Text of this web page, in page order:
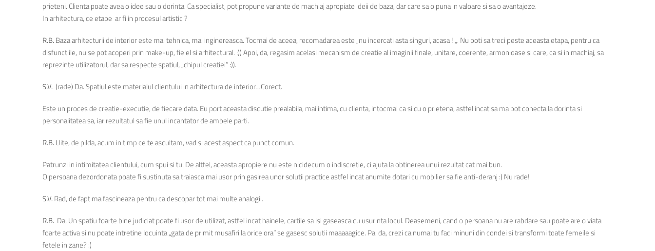
prieteni. Clienta poate avea o idee sau o dorinta. Ca specialist, pot propune variante de machiaj apropiate ideii de baza, dar care sa o puna in valoare si sa o avantajeze.
In arhitectura, ce etape ar fi in procesul artistic ?
R.B.Baza arhitecturii de interior este mai tehnica, mai inginereasca. Tocmai de aceea, recomadarea este „nu incercati asta singuri, acasa ! „. Nu poti sa treci peste aceasta etapa, pentru ca
disfunctiile, nu se pot acoperi prin make-up, fie el si arhitectural. :)) Apoi, da, regasim acelasi mecanism de creatie al imaginii finale, unitare, coerente, armonioase si care, ca si in machiaj, sa
reprezinte utilizatorul, dar sa respecte spatiul, „chipul creatiei” :)).
S.V. (rade) Da. Spatiul este materialul clientului in arhitectura de interior…Corect.
Este un proces de creatie-executie, de fiecare data. Eu port aceasta discutie prealabila, mai intima, cu clienta, intocmai ca si cu o prietena, astfel incat sa ma pot conecta la dorinta si
personalitatea sa, iar rezultatul sa fie unul incantator de ambele parti.
R.B.Uite, de pilda, acum in timp ce te ascultam, vad si acest aspect ca punct comun.
Patrunzi in intimitatea clientului, cum spui si tu. De altfel, aceasta apropiere nu este nicidecum o indiscretie, ci ajuta la obtinerea unui rezultat cat mai bun.
O persoana dezordonata poate fi sustinuta sa traiasca mai usor prin gasirea unor solutii practice astfel incat anumite dotari cu mobilier sa fie anti-deranj :) Nu rade!
S.V.Rad, de fapt ma fascineaza pentru ca descopar tot mai multe analogii.
R.B. Da. Un spatiu foarte bine judiciat poate fi usor de utilizat, astfel incat hainele, cartile sa isi gaseasca cu usurinta locul. Deasemeni, cand o persoana nu are rabdare sau poate are o viata
foarte activa si nu poate intretine locuinta „gata de primit musafiri la orice ora” se gasesc solutii maaaaagice. Pai da, crezi ca numai tu faci minuni din condei si transformi toate femeile si
fetele in zane? :)